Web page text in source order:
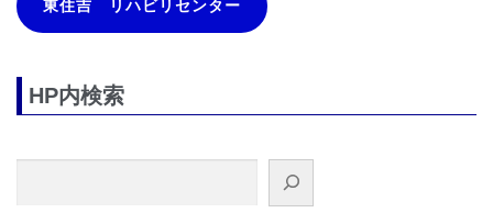
東住吉 リハビリセンター
HP内検索